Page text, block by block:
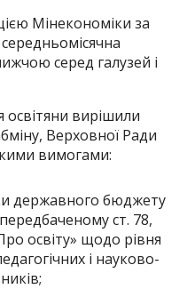
Мінекономіки за
серед галузей і
освітяни вирішили
Верховної Ради
вимогами:
державного бюджету
ст. 78,
освіту» щодо рівня
і науково-